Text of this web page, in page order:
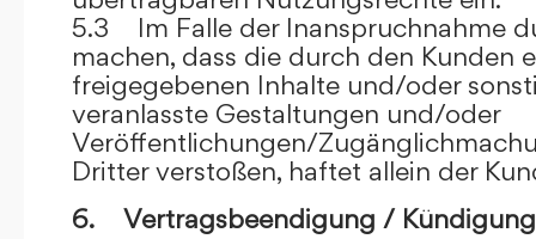
5.3 Im Falle der Inanspruchnahme
machen, dass die durch den Kunden
freigegebenen Inhalte und/oder
veranlasste Gestaltungen und/oder
Veröffentlichungen/
Dritter verstoßen, haftet allein der
6. Vertragsbeendigung / Kündigung